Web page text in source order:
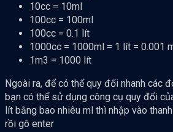
10cc = 10ml
100cc = 100ml
100cc = 0.1 lít
1000cc = 1000ml = 1 lít = 0.001
1m3 = 1000 lít
Ngoài ra, để có thể quy đổi nhanh các
bạn có thể sử dụng công cụ quy đổi
lít bằng bao nhiêu ml thì nhập vào
rồi gõ enter